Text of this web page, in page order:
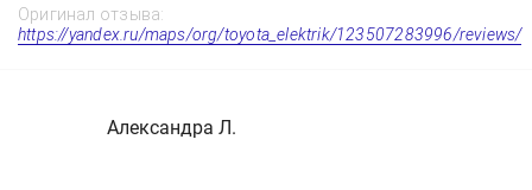
Оригинал отзыва:
https://yandex.ru/maps/org/toyota_elektrik/123507283996/reviews/
Александра Л.